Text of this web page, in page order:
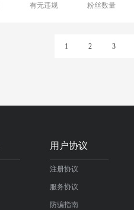
有无违规 粉丝数量
1 2 3
用户协议
注册协议
服务协议
防骗指南